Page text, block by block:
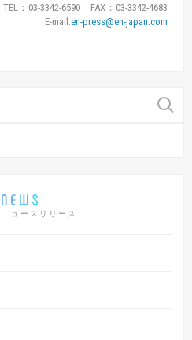
ニュースリリース
TEL：03-3342-6590 FAX：03-3342-4683
E-mail:en-press@en-japan.com